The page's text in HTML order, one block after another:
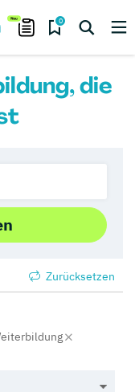
0
die
Zurücksetzen